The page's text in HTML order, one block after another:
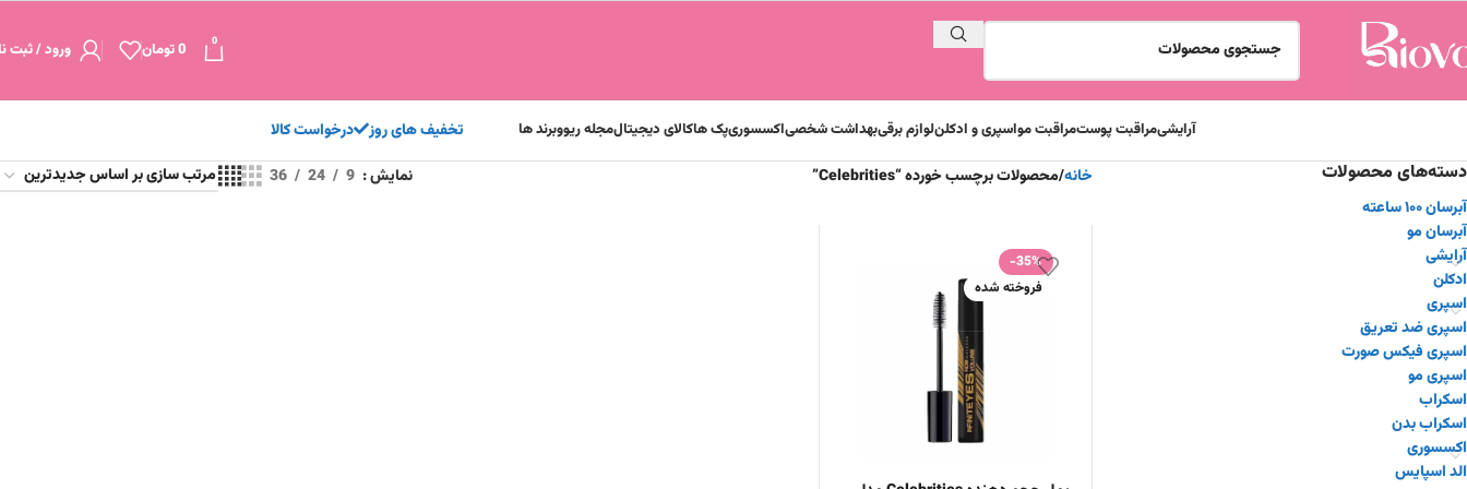
0
0تومان ورود / ثبت
آرایشیمراقبت پوستمراقبت مواسپری و ادکلنلوازم برقیبهداشت شخصیاکسسوریپک هاکالای دیجیتالمجله ریووبرند ها تخفیف های روز درخواست کالا
دسته‌های محصولات
آبرسان ۱۰۰ ساعته
آبرسان مو
آرایشی
ادکلن
اسپری
اسپری ضد تعریق
اسپری فیکس صورت
اسپری مو
اسکراب
اسکراب بدن
اکسسوری
الد اسپایس
خانه محصولات برچسب خورده “Celebrities” نمایش 9
24
36
-35%
فروخته شده